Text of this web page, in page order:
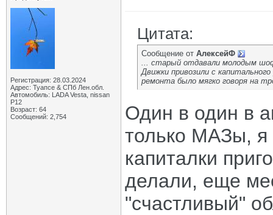
Регистрация: 28.03.2024
Адрес: Туапсе & СПб Лен.обл.
Автомобиль: LADA Vesta, nissan
P12
Возраст: 64
Сообщений: 2,754
Цитата:
Сообщение от АлексейФ
... старый отдавали молодым
Движки привозили с
ремонта было мягко говоря на
Один в один в
только МАЗы,
капиталки
делали, еще
"счастливый"